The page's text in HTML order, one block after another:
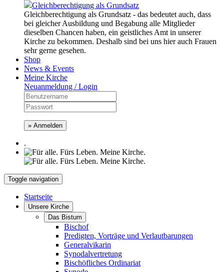
Gleichberechtigung als Grundsatz
Gleichberechtigung als Grundsatz - das bedeutet auch, dass
bei gleicher Ausbildung und Begabung alle Mitglieder
dieselben Chancen haben, ein geistliches Amt in unserer
Kirche zu bekommen. Deshalb sind bei uns hier auch Frauen
sehr gerne gesehen.
Shop
News & Events
Meine Kirche
Neuanmeldung / Login
» Anmelden
.
Toggle navigation
Startseite
Unsere Kirche
Das Bistum
Bischof
Predigten, Vorträge und Verlautbarungen
Generalvikarin
Synodalvertretung
Bischöfliches Ordinariat